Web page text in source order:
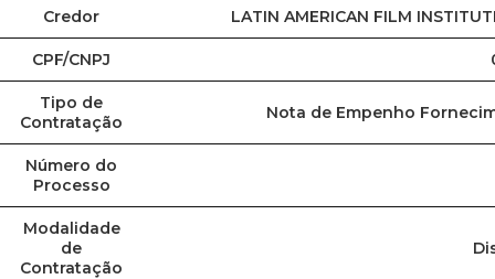
Credor LATIN AMERICAN FILM
CPF/CNPJ
Tipo de
Contratação
Nota de Empenho
Número do
Processo
Modalidade
de
Contratação